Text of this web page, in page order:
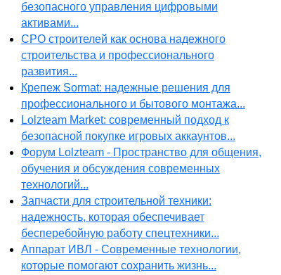
безопасного управления цифровыми
активами...
СРО строителей как основа надежного
строительства и профессионального
развития...
Крепеж Sormat: надежные решения для
профессионального и бытового монтажа...
Lolzteam Market: современный подход к
безопасной покупке игровых аккаунтов...
Форум Lolzteam - Пространство для общения,
обучения и обсуждения современных
технологий...
Запчасти для строительной техники:
надежность, которая обеспечивает
бесперебойную работу спецтехники...
Аппарат ИВЛ - Современные технологии,
которые помогают сохранить жизнь...